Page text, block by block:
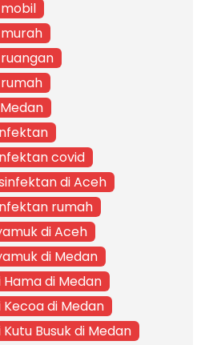
covid
di Aceh
rumah
di Aceh
di Medan
di Medan
di Medan
Busuk di Medan